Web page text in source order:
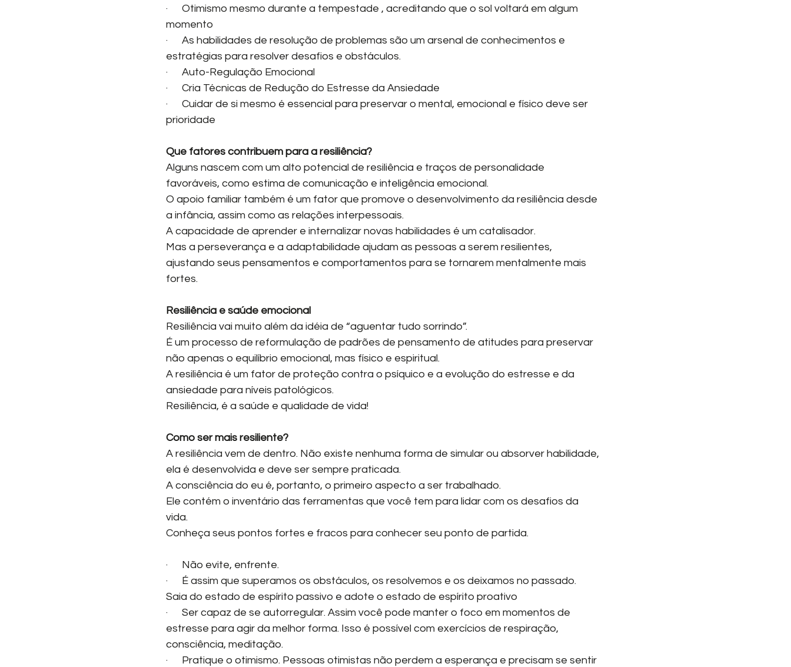
·      Otimismo mesmo durante a tempestade , acreditando que o sol voltará em algum
momento
·      As habilidades de resolução de problemas são um arsenal de conhecimentos e
estratégias para resolver desafios e obstáculos.
·      Auto-Regulação Emocional
·      Cria Técnicas de Redução do Estresse da Ansiedade
·      Cuidar de si mesmo é essencial para preservar o mental, emocional e físico deve ser
prioridade
Que fatores contribuem para a resiliência?
Alguns nascem com um alto potencial de resiliência e traços de personalidade
favoráveis, como estima de comunicação e inteligência emocional.
O apoio familiar também é um fator que promove o desenvolvimento da resiliência desde
a infância, assim como as relações interpessoais.
A capacidade de aprender e internalizar novas habilidades é um catalisador.
Mas a perseverança e a adaptabilidade ajudam as pessoas a serem resilientes,
ajustando seus pensamentos e comportamentos para se tornarem mentalmente mais
fortes.
Resiliência e saúde emocional
Resiliência vai muito além da idéia de “aguentar tudo sorrindo”.
É um processo de reformulação de padrões de pensamento de atitudes para preservar
não apenas o equilíbrio emocional, mas físico e espiritual.
A resiliência é um fator de proteção contra o psíquico e a evolução do estresse e da
ansiedade para níveis patológicos.
Resiliência, é a saúde e qualidade de vida!
Como ser mais resiliente?
A resiliência vem de dentro. Não existe nenhuma forma de simular ou absorver habilidade,
ela é desenvolvida e deve ser sempre praticada.
A consciência do eu é, portanto, o primeiro aspecto a ser trabalhado.
Ele contém o inventário das ferramentas que você tem para lidar com os desafios da
vida.
Conheça seus pontos fortes e fracos para conhecer seu ponto de partida.
·      Não evite, enfrente.
·      É assim que superamos os obstáculos, os resolvemos e os deixamos no passado.
Saia do estado de espírito passivo e adote o estado de espírito proativo
·      Ser capaz de se autorregular. Assim você pode manter o foco em momentos de
estresse para agir da melhor forma. Isso é possível com exercícios de respiração,
consciência, meditação.
·      Pratique o otimismo. Pessoas otimistas não perdem a esperança e precisam se sentir